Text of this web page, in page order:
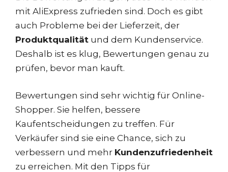
mit AliExpress zufrieden sind. Doch es gibt
auch Probleme bei der Lieferzeit, der
Produktqualität und dem Kundenservice.
Deshalb ist es klug, Bewertungen genau zu
prüfen, bevor man kauft.
Bewertungen sind sehr wichtig für Online-
Shopper. Sie helfen, bessere
Kaufentscheidungen zu treffen. Für
Verkäufer sind sie eine Chance, sich zu
verbessern und mehr Kundenzufriedenheit
zu erreichen. Mit den Tipps für